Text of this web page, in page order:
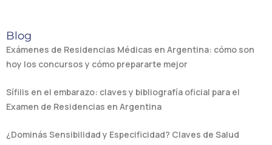
Blog
Exámenes de Residencias Médicas en Argentina: cómo son
hoy los concursos y cómo prepararte mejor
Sífilis en el embarazo: claves y bibliografía oficial para el
Examen de Residencias en Argentina
¿Dominás Sensibilidad y Especificidad? Claves de Salud